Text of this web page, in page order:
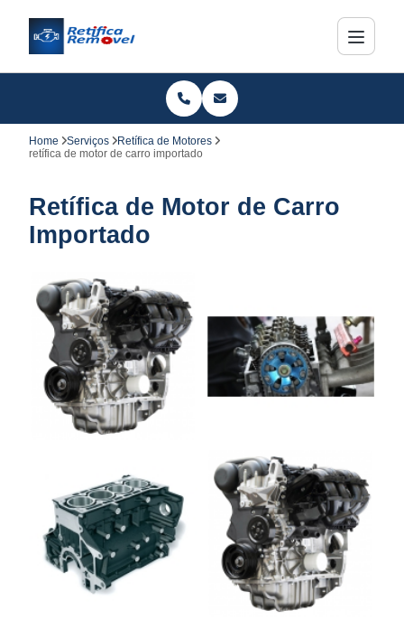
Home Serviços
Retífica de Motores
retífica de motor de carro importado
Retífica de Motor de Carro
Importado